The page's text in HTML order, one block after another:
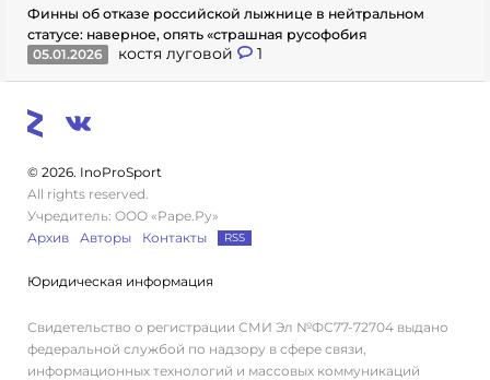
Финны об отказе российской лыжнице в нейтральном
статусе: наверное, опять «страшная русофобия
05.01.2026
костя луговой 1
© 2026. InoProSport
All rights reserved.
Учредитель: ООО «Раре.Ру»
Архив
Авторы Контакты RSS
Юридическая информация
Свидетельство о регистрации СМИ Эл №ФС77-72704 выдано
федеральной службой по надзору в сфере связи,
информационных технологий и массовых коммуникаций